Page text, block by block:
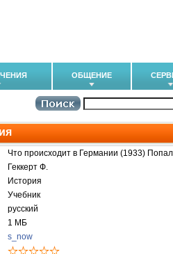
ОБЩЕНИЕ
Что происходит в Германии (1933)
Геккерт Ф.
История
Учебник
русский
1 МБ
s_now